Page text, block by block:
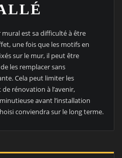
est sa difficulté à être
une fois que les motifs en
sur le mur, il peut être
les remplacer sans
Cela peut limiter les
rénovation à l’avenir,
avant l’installation
conviendra sur le long terme.